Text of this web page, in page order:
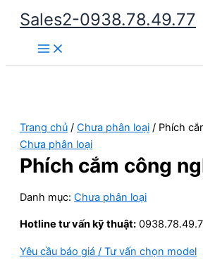
Nhảy
dung
Sales2-0938.78.49.77
Main
Menu
Trang chủ / Chưa phân loại / Phích
Chưa phân loại
Phích cắm công
Danh mục: Chưa phân loại
Hotline tư vấn kỹ thuật:
Yêu cầu báo giá / Tư vấn chọn model